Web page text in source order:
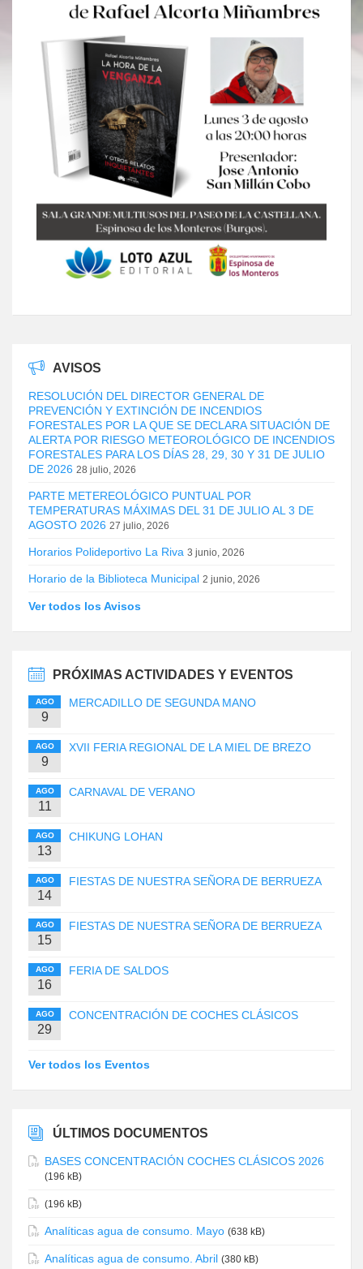
AVISOS
RESOLUCIÓN DEL DIRECTOR GENERAL DE
PREVENCIÓN Y EXTINCIÓN DE INCENDIOS
FORESTALES POR LA QUE SE DECLARA SITUACIÓN DE
ALERTA POR RIESGO METEOROLÓGICO DE INCENDIOS
FORESTALES PARA LOS DÍAS 28, 29, 30 Y 31 DE JULIO
DE 2026 28 julio, 2026
PARTE METEREOLÓGICO PUNTUAL POR
TEMPERATURAS MÁXIMAS DEL 31 DE JULIO AL 3 DE
AGOSTO 2026 27 julio, 2026
Horarios Polideportivo La Riva 3 junio, 2026
Horario de la Biblioteca Municipal 2 junio, 2026
Ver todos los Avisos
PRÓXIMAS ACTIVIDADES Y EVENTOS
AGO
9
MERCADILLO DE SEGUNDA MANO
AGO
9
XVII FERIA REGIONAL DE LA MIEL DE BREZO
AGO
11
CARNAVAL DE VERANO
AGO
13
CHIKUNG LOHAN
AGO
14
FIESTAS DE NUESTRA SEÑORA DE BERRUEZA
AGO
15
FIESTAS DE NUESTRA SEÑORA DE BERRUEZA
AGO
16
FERIA DE SALDOS
AGO
29
CONCENTRACIÓN DE COCHES CLÁSICOS
Ver todos los Eventos
ÚLTIMOS DOCUMENTOS
BASES CONCENTRACIÓN COCHES CLÁSICOS 2026
(196 kB)
(196 kB)
Analíticas agua de consumo. Mayo (638 kB)
Analíticas agua de consumo. Abril (380 kB)